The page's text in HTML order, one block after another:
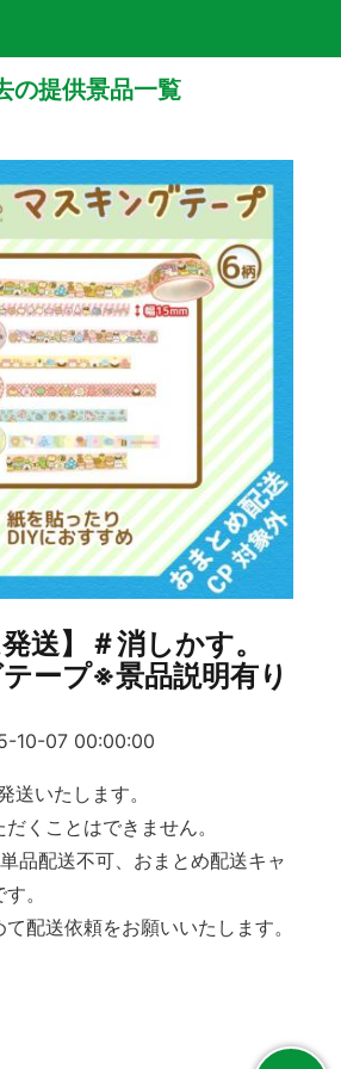
の提供景品一覧
発送】＃消しかす。
ープ※景品説明有り
10-07 00:00:00
送いたします。
くことはできません。
品配送不可、おまとめ配送キャ
。
配送依頼をお願いいたします。